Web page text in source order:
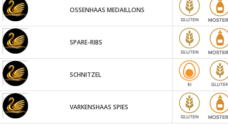
OSSENHAAS MEDAILLONS
SPARE-RIBS
SCHNITZEL
VARKENSHAAS SPIES